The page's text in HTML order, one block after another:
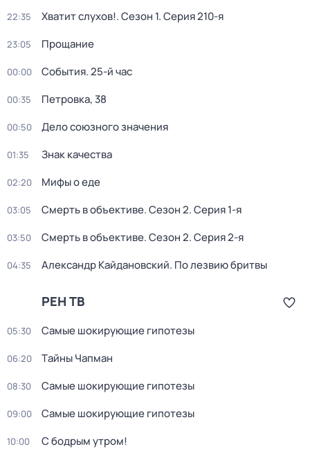
22:35 Хватит слухов!. Сезон 1. Серия 210-я
23:05 Прощание
00:00 События. 25-й час
00:35 Петровка, 38
00:50 Дело союзного значения
01:35 Знак качества
02:20 Мифы о еде
03:05 Смерть в объективе. Сезон 2. Серия 1-я
03:50 Смерть в объективе. Сезон 2. Серия 2-я
04:35 Александр Кайдановский. По лезвию бритвы
РЕН ТВ
05:30 Самые шoкиpующие гипотезы
06:20 Тaйны Чапман
08:30 Самые шoкиpующие гипотезы
09:00 Самые шoкиpующие гипотезы
10:00 С бодрым утром!